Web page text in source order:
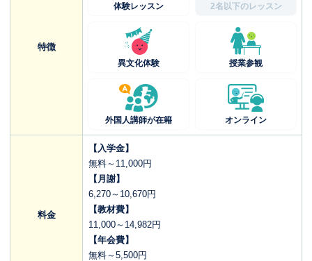
特徴
体験レッスン 2名以下のレッスン
異文化体験 授業参観
外国人講師が在籍 オンライン
料金
【入学金】
無料～11,000円
【月謝】
6,270～10,670円
【教材費】
11,000～14,982円
【年会費】
無料～5,500円